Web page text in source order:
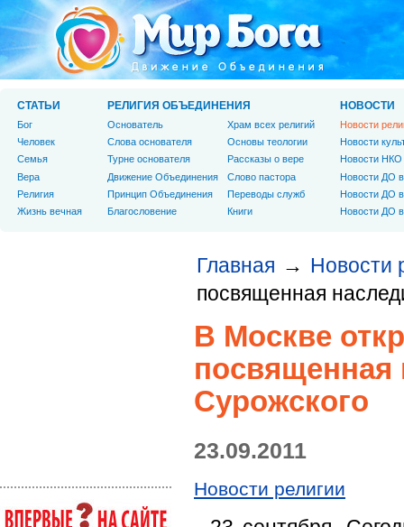
Главная → Новости
посвященная
В Москве
посвященная
Сурожского
23.09.2011
Новости религии
СТАТЬИ
Бог
Человек
Cемья
Вера
Религия
Жизнь вечная
РЕЛИГИЯ ОБЪЕДИНЕНИЯ
Основатель
Слова основателя
Турне основателя
Движение Объединения
Принцип Объединения
Благословение
Храм всех религий
Основы теологии
Рассказы о вере
Слово пастора
Переводы служб
Книги
НОВОСТИ
Новости
Новости
Новости НКО
Новости ДО
Новости ДО
Новости ДО